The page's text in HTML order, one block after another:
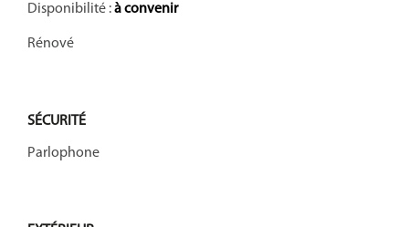
Disponibilité :à convenir
Rénové
SÉCURITÉ
Parlophone